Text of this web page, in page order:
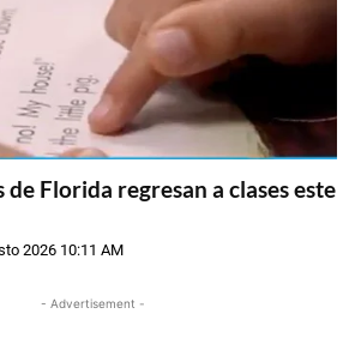
de Florida regresan a clases este
2026 10:11 AM
- Advertisement -